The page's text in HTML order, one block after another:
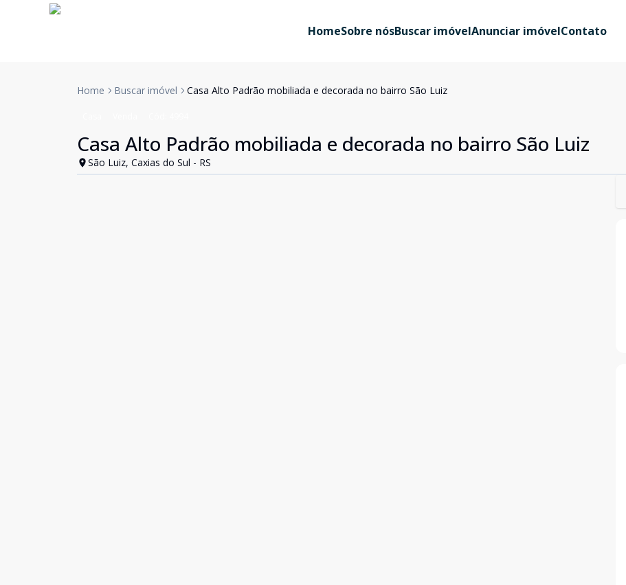
HomeSobre nósBuscar imóvelAnunciar imóvelContato
Home Buscar imóvel Casa Alto Padrão mobiliada e decorada no bairro São Luiz
Casa Alto Padrão mobiliada e decorada no bairro São Luiz
São Luiz, Caxias do Sul - RS